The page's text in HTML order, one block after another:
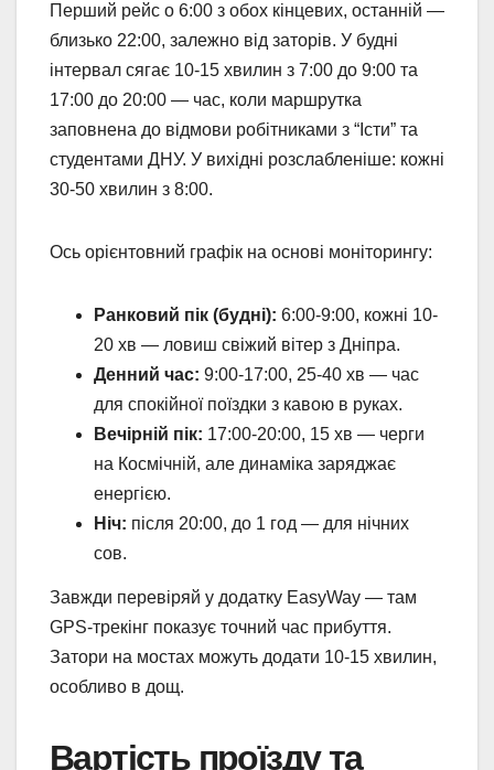
Перший рейс о 6:00 з обох кінцевих, останній —
близько 22:00, залежно від заторів. У будні
інтервал сягає 10-15 хвилин з 7:00 до 9:00 та
17:00 до 20:00 — час, коли маршрутка
заповнена до відмови робітниками з “Істи” та
студентами ДНУ. У вихідні розслабленіше: кожні
30-50 хвилин з 8:00.
Ось орієнтовний графік на основі моніторингу:
Ранковий пік (будні): 6:00-9:00, кожні 10-
20 хв — ловиш свіжий вітер з Дніпра.
Денний час: 9:00-17:00, 25-40 хв — час
для спокійної поїздки з кавою в руках.
Вечірній пік: 17:00-20:00, 15 хв — черги
на Космічній, але динаміка заряджає
енергією.
Ніч: після 20:00, до 1 год — для нічних
сов.
Завжди перевіряй у додатку EasyWay — там
GPS-трекінг показує точний час прибуття.
Затори на мостах можуть додати 10-15 хвилин,
особливо в дощ.
Вартість проїзду та